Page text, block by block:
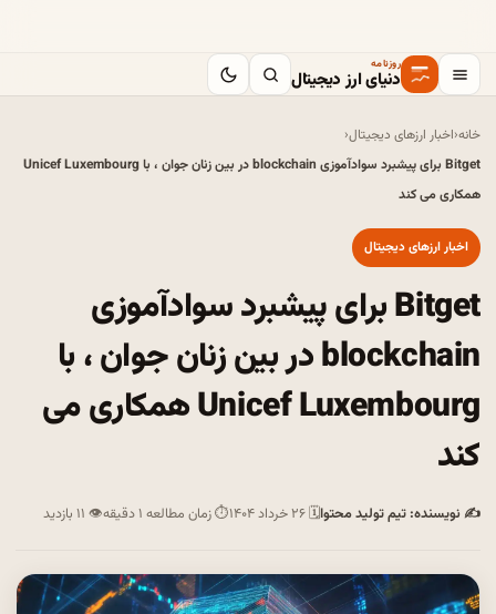
روزنامه
دنیای ارز دیجیتال
خانه‹اخبار ارزهای دیجیتال‹
Bitget برای پیشبرد سوادآموزی blockchain در بین زنان جوان ، با Unicef ​​Luxembourg
همکاری می کند
اخبار ارزهای دیجیتال
Bitget برای پیشبرد سوادآموزی
blockchain در بین زنان جوان ، با
Unicef ​​Luxembourg همکاری می
کند
✍ نویسنده: تیم تولید محتوا🗓 ۲۶ خرداد ۱۴۰۴ ⏱ زمان مطالعه ۱ دقیقه 👁 ۱۱ بازدید